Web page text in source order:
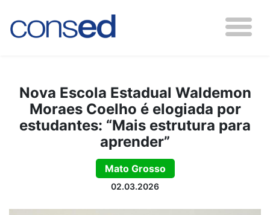
Nova Escola Estadual Waldemon
Moraes Coelho é elogiada por
estudantes: “Mais estrutura para
aprender”
Mato Grosso
02.03.2026